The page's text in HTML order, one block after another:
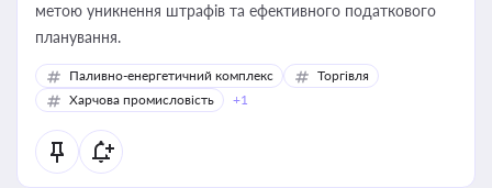
метою уникнення штрафів та ефективного податкового
планування.
Паливно-енергетичний комплекс
Торгівля
Харчова промисловість
+1